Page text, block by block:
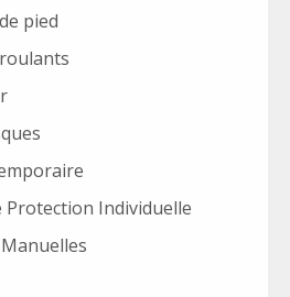
pied
Protection Individuelle